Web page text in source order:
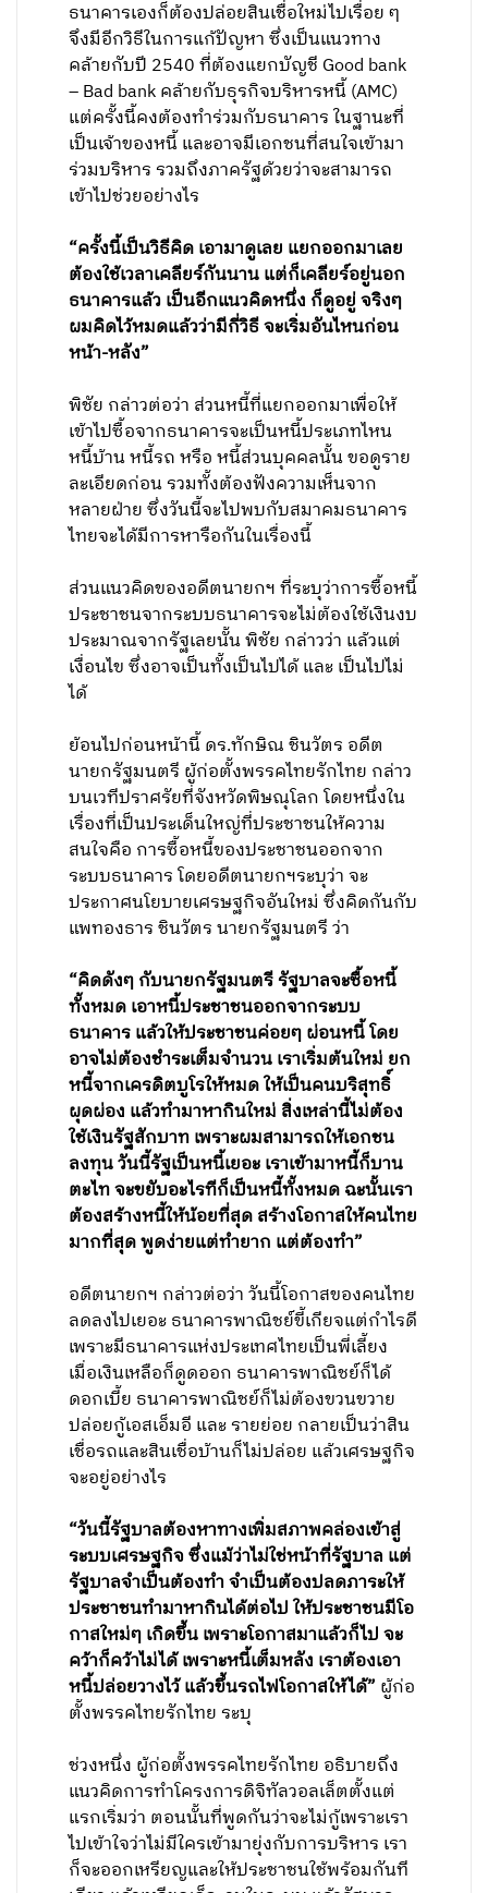
ธนาคารเองก็ต้องปล่อยสินเชื่อใหม่ไปเรื่อย ๆ
จึงมีอีกวิธีในการแก้ปัญหา ซึ่งเป็นแนวทาง
คล้ายกับปี 2540 ที่ต้องแยกบัญชี Good bank
– Bad bank คล้ายกับธุรกิจบริหารหนี้ (AMC)
แต่ครั้งนี้คงต้องทำร่วมกับธนาคาร ในฐานะที่
เป็นเจ้าของหนี้ และอาจมีเอกชนที่สนใจเข้ามา
ร่วมบริหาร รวมถึงภาครัฐด้วยว่าจะสามารถ
เข้าไปช่วยอย่างไร
“ครั้งนี้เป็นวิธีคิด เอามาดูเลย แยกออกมาเลย
ต้องใช้เวลาเคลียร์กันนาน แต่ก็เคลียร์อยู่นอก
ธนาคารแล้ว เป็นอีกแนวคิดหนึ่ง ก็ดูอยู่ จริงๆ
ผมคิดไว้หมดแล้วว่ามีกี่วิธี จะเริ่มอันไหนก่อน
หน้า-หลัง”
พิชัย กล่าวต่อว่า ส่วนหนี้ที่แยกออกมาเพื่อให้
เข้าไปซื้อจากธนาคารจะเป็นหนี้ประเภทไหน
หนี้บ้าน หนี้รถ หรือ หนี้ส่วนบุคคลนั้น ขอดูราย
ละเอียดก่อน รวมทั้งต้องฟังความเห็นจาก
หลายฝ่าย ซึ่งวันนี้จะไปพบกับสมาคมธนาคาร
ไทยจะได้มีการหารือกันในเรื่องนี้
ส่วนแนวคิดของอดีตนายกฯ ที่ระบุว่าการซื้อหนี้
ประชาชนจากระบบธนาคารจะไม่ต้องใช้เงินงบ
ประมาณจากรัฐเลยนั้น พิชัย กล่าวว่า แล้วแต่
เงื่อนไข ซึ่งอาจเป็นทั้งเป็นไปได้ และ เป็นไปไม่
ได้
ย้อนไปก่อนหน้านี้ ดร.ทักษิณ ชินวัตร อดีต
นายกรัฐมนตรี ผู้ก่อตั้งพรรคไทยรักไทย กล่าว
บนเวทีปราศรัยที่จังหวัดพิษณุโลก โดยหนึ่งใน
เรื่องที่เป็นประเด็นใหญ่ที่ประชาชนให้ความ
สนใจคือ การซื้อหนี้ของประชาชนออกจาก
ระบบธนาคาร โดยอดีตนายกฯระบุว่า จะ
ประกาศนโยบายเศรษฐกิจอันใหม่ ซึ่งคิดกันกับ
แพทองธาร ชินวัตร นายกรัฐมนตรี ว่า
“คิดดังๆ กับนายกรัฐมนตรี รัฐบาลจะซื้อหนี้
ทั้งหมด เอาหนี้ประชาชนออกจากระบบ
ธนาคาร แล้วให้ประชาชนค่อยๆ ผ่อนหนี้ โดย
อาจไม่ต้องชำระเต็มจำนวน เราเริ่มต้นใหม่ ยก
หนี้จากเครดิตบูโรให้หมด ให้เป็นคนบริสุทธิ์
ผุดผ่อง แล้วทำมาหากินใหม่ สิ่งเหล่านี้ไม่ต้อง
ใช้เงินรัฐสักบาท เพราะผมสามารถให้เอกชน
ลงทุน วันนี้รัฐเป็นหนี้เยอะ เราเข้ามาหนี้ก็บาน
ตะไท จะขยับอะไรทีก็เป็นหนี้ทั้งหมด ฉะนั้นเรา
ต้องสร้างหนี้ให้น้อยที่สุด สร้างโอกาสให้คนไทย
มากที่สุด พูดง่ายแต่ทำยาก แต่ต้องทำ”
อดีตนายกฯ กล่าวต่อว่า วันนี้โอกาสของคนไทย
ลดลงไปเยอะ ธนาคารพาณิชย์ขี้เกียจแต่กำไรดี
เพราะมีธนาคารแห่งประเทศไทยเป็นพี่เลี้ยง
เมื่อเงินเหลือก็ดูดออก ธนาคารพาณิชย์ก็ได้
ดอกเบี้ย ธนาคารพาณิชย์ก็ไม่ต้องขวนขวาย
ปล่อยกู้เอสเอ็มอี และ รายย่อย กลายเป็นว่าสิน
เชื่อรถและสินเชื่อบ้านก็ไม่ปล่อย แล้วเศรษฐกิจ
จะอยู่อย่างไร
“วันนี้รัฐบาลต้องหาทางเพิ่มสภาพคล่องเข้าสู่
ระบบเศรษฐกิจ ซึ่งแม้ว่าไม่ใช่หน้าที่รัฐบาล แต่
รัฐบาลจำเป็นต้องทำ จำเป็นต้องปลดภาระให้
ประชาชนทำมาหากินได้ต่อไป ให้ประชาชนมีโอ
กาสใหม่ๆ เกิดขึ้น เพราะโอกาสมาแล้วก็ไป จะ
คว้าก็คว้าไม่ได้ เพราะหนี้เต็มหลัง เราต้องเอา
หนี้ปล่อยวางไว้ แล้วขึ้นรถไฟโอกาสให้ได้” ผู้ก่อ
ตั้งพรรคไทยรักไทย ระบุ
ช่วงหนึ่ง ผู้ก่อตั้งพรรคไทยรักไทย อธิบายถึง
แนวคิดการทำโครงการดิจิทัลวอลเล็ตตั้งแต่
แรกเริ่มว่า ตอนนั้นที่พูดกันว่าจะไม่กู้เพราะเรา
ไปเข้าใจว่าไม่มีใครเข้ามายุ่งกับการบริหาร เรา
ก็จะออกเหรียญและให้ประชาชนใช้พร้อมกันที